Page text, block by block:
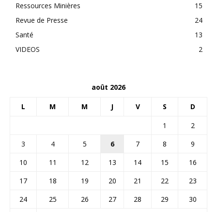
Ressources Minières
15
Revue de Presse
24
Santé
13
VIDEOS
2
août 2026
L M M J V S D
1
2
3
4 5 6 7 8
9
10
11 12 13 14 15
16
17
18 19 20 21 22
23
24
25 26 27 28 29
30